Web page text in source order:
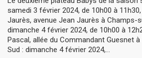
samedi 3 février 2024, de 10h00 à
Jaurès, avenue Jean Jaurès à Champs-
dimanche 4 février 2024, de 10h00 à
Pascal, allée du Commandant Guesnet
Sud : dimanche 4 février 2024,…